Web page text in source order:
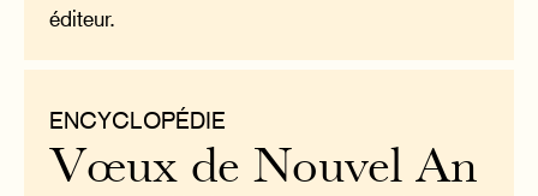
éditeur.
ENCYCLOPÉDIE
Vœux de Nouvel An